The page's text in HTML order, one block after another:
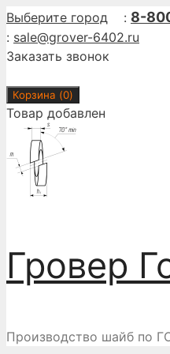
Перейти
к
содержимому
Выберите город : 8-
: sale@grover-6402.ru
Заказать звонок
Корзина (0)
Товар добавлен
Гровер
Производство шайб по